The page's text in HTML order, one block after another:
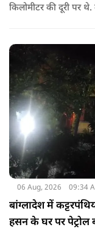
किलोमीटर की दूरी पर
06 Aug, 2026 09:34
बांग्लादेश में
हसन के घर पर